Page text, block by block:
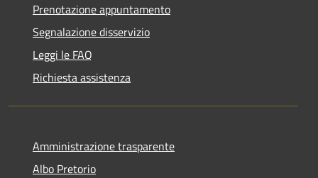
Prenotazione appuntamento
Segnalazione disservizio
Leggi le FAQ
Richiesta assistenza
Amministrazione trasparente
Albo Pretorio